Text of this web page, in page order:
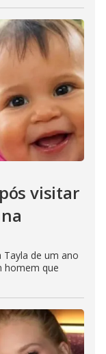
visitar
Tayla de um ano
homem que